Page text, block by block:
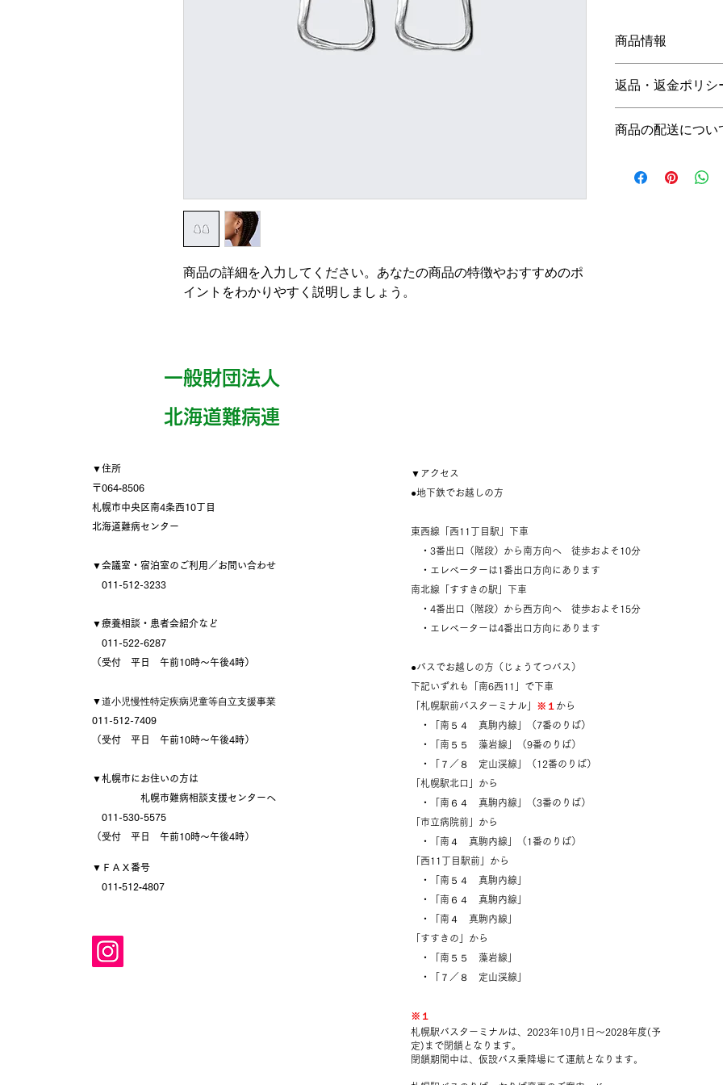
商品の詳細を入力してください。あなたの商品の特徴やおすすめのポ
イントをわかりやすく説明しましょう。
商品情報
明に加え、商品の特
しましょう。
返品・返金ポリシ
満足しなかった場合
だけます。
商品の配送につい
する情報を入力し
一般財団法人
​北海道難病連
▼住所
〒064‐8506
札幌市中央区南4条西10丁目
北海道難病センター
▼会議室・宿泊室のご利用／お問い合わせ
011-512-3233
▼療養相談・患者会紹介など
011-522-6287
（受付 平日 午前10時～午後4時）
▼道小児慢性特定疾病児童等自立支援事業
011-512-7409
（受付 平日 午前10時～午後4時）
▼札幌市にお住いの方は
札幌市難病相談支援センターへ
​ 011-530-5575
（受付 平日 午前10時～午後4時）
▼ＦＡＸ番号
011‐512‐4807
▼アクセス
●地下鉄でお越しの方
東西線「西11丁目駅」下車
・3番出口（階段）から南方向へ 徒歩およそ10分
・エレベーターは1番出口方向にあります
南北線「すすきの駅」下車
・4番出口（階段）から西方向へ 徒歩およそ15分
・エレベーターは4番出口方向にあります
●バスでお越しの方（じょうてつバス）
​下記いずれも「南6西11」で下車
「札幌駅前バスターミナル」 ※１ から
・「南５４ 真駒内線」（7番のりば）
・「南５５ 藻岩線」（9番のりば）
・「７／８ 定山渓線」（12番のりば）
「札幌駅北口」から
・「南６４ 真駒内線」（3番のりば）
「市立病院前」から
・「南４ 真駒内線」（1番のりば）
「西11丁目駅前」から
・「南５４ 真駒内線」
・「南 ６４ 真駒内線」
・「南４ 真駒内線」
「すすきの」 から
・「南５５ 藻岩線」
・「７／８ 定山渓線」
※１​
札幌駅バスターミナルは、2023年10月1日～2028年度(予
定)まで閉鎖となります。
閉鎖期間中は、仮設バス乗降場にて運航となります。